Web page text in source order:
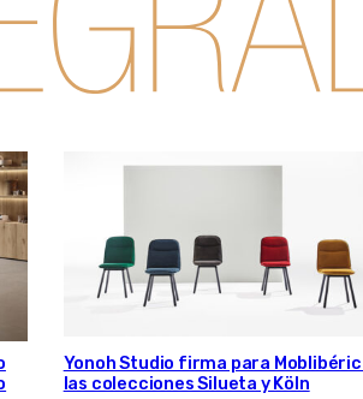
Yonoh Studio firma para
las colecciones Silueta y Köln